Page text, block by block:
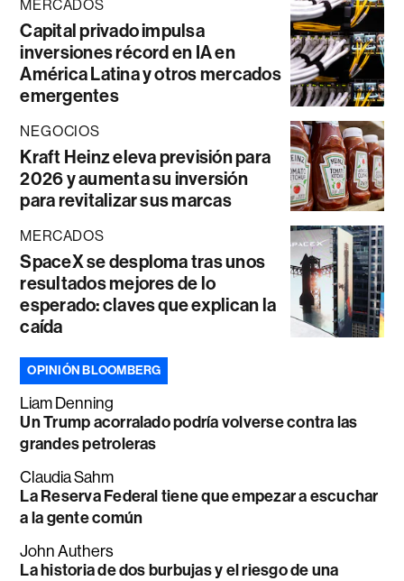
MERCADOS
Capital privado impulsa
inversiones récord en IA en
América Latina y otros mercados
emergentes
NEGOCIOS
Kraft Heinz eleva previsión para
2026 y aumenta su inversión
para revitalizar sus marcas
MERCADOS
SpaceX se desploma tras unos
resultados mejores de lo
esperado: claves que explican la
caída
OPINIÓN BLOOMBERG
Liam Denning
Un Trump acorralado podría volverse contra las
grandes petroleras
Claudia Sahm
La Reserva Federal tiene que empezar a escuchar
a la gente común
John Authers
La historia de dos burbujas y el riesgo de una